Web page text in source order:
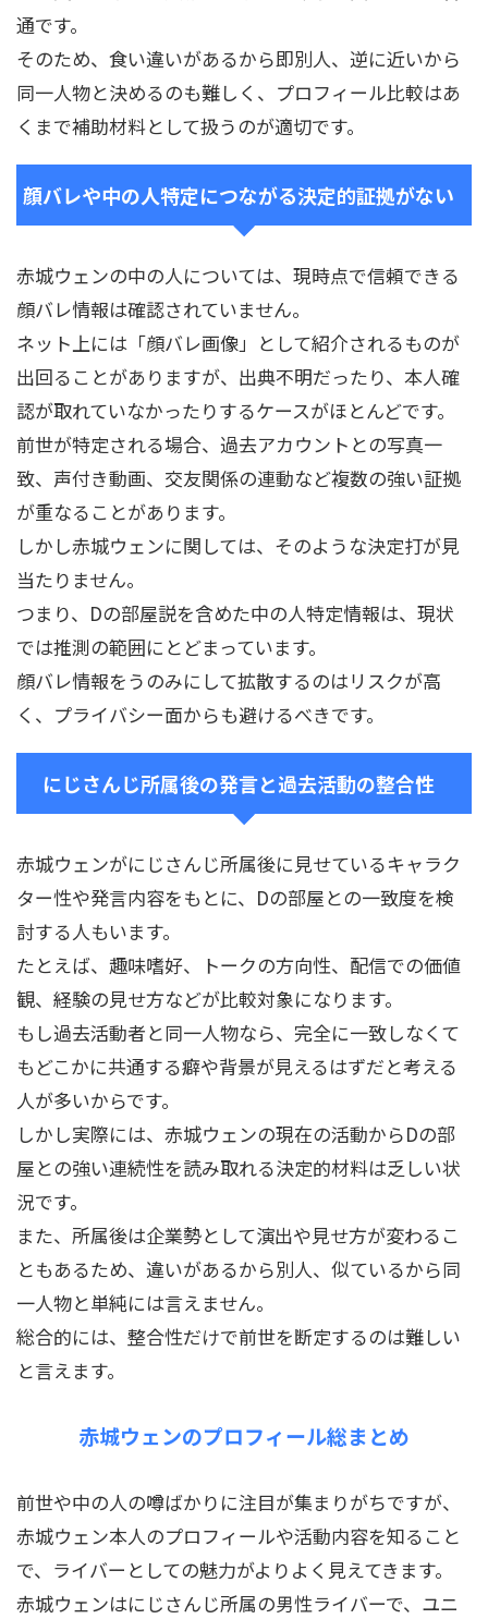
通です。
そのため、食い違いがあるから即別人、逆に近いから
同一人物と決めるのも難しく、プロフィール比較はあ
くまで補助材料として扱うのが適切です。
顔バレや中の人特定につながる決定的証拠がない
赤城ウェンの中の人については、現時点で信頼できる
顔バレ情報は確認されていません。
ネット上には「顔バレ画像」として紹介されるものが
出回ることがありますが、出典不明だったり、本人確
認が取れていなかったりするケースがほとんどです。
前世が特定される場合、過去アカウントとの写真一
致、声付き動画、交友関係の連動など複数の強い証拠
が重なることがあります。
しかし赤城ウェンに関しては、そのような決定打が見
当たりません。
つまり、Dの部屋説を含めた中の人特定情報は、現状
では推測の範囲にとどまっています。
顔バレ情報をうのみにして拡散するのはリスクが高
く、プライバシー面からも避けるべきです。
にじさんじ所属後の発言と過去活動の整合性
赤城ウェンがにじさんじ所属後に見せているキャラク
ター性や発言内容をもとに、Dの部屋との一致度を検
討する人もいます。
たとえば、趣味嗜好、トークの方向性、配信での価値
観、経験の見せ方などが比較対象になります。
もし過去活動者と同一人物なら、完全に一致しなくて
もどこかに共通する癖や背景が見えるはずだと考える
人が多いからです。
しかし実際には、赤城ウェンの現在の活動からDの部
屋との強い連続性を読み取れる決定的材料は乏しい状
況です。
また、所属後は企業勢として演出や見せ方が変わるこ
ともあるため、違いがあるから別人、似ているから同
一人物と単純には言えません。
総合的には、整合性だけで前世を断定するのは難しい
と言えます。
赤城ウェンのプロフィール総まとめ
前世や中の人の噂ばかりに注目が集まりがちですが、
赤城ウェン本人のプロフィールや活動内容を知ること
で、ライバーとしての魅力がよりよく見えてきます。
赤城ウェンはにじさんじ所属の男性ライバーで、ユニ